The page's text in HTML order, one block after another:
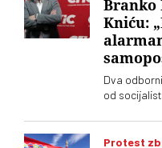
Branko
Kniću:
Dva
od
da je „SNS
Protest